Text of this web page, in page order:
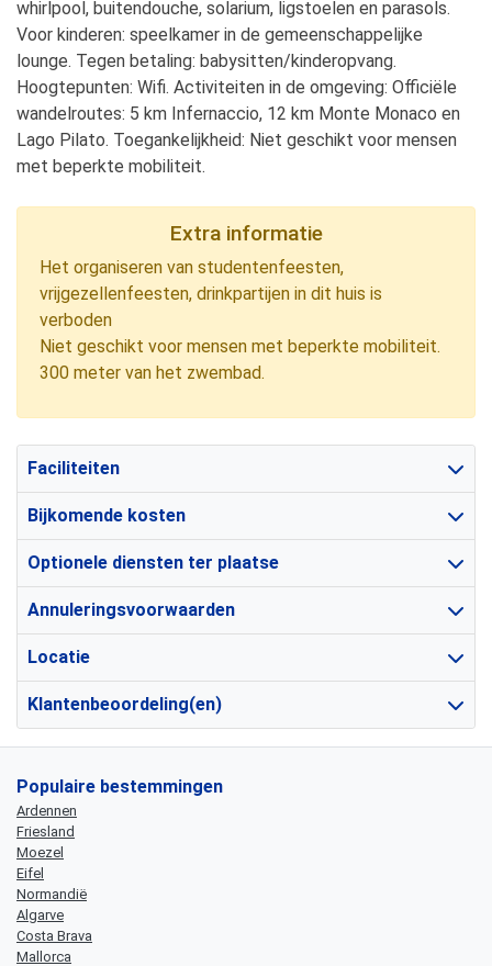
whirlpool, buitendouche, solarium, ligstoelen en parasols.
Voor kinderen: speelkamer in de gemeenschappelijke
lounge. Tegen betaling: babysitten/kinderopvang.
Hoogtepunten: Wifi. Activiteiten in de omgeving: Officiële
wandelroutes: 5 km Infernaccio, 12 km Monte Monaco en
Lago Pilato. Toegankelijkheid: Niet geschikt voor mensen
met beperkte mobiliteit.
Extra informatie
Het organiseren van studentenfeesten,
vrijgezellenfeesten, drinkpartijen in dit huis is
verboden
Niet geschikt voor mensen met beperkte mobiliteit.
300 meter van het zwembad.
Faciliteiten
Bijkomende kosten
Optionele diensten ter plaatse
Annuleringsvoorwaarden
Locatie
Klantenbeoordeling(en)
Populaire bestemmingen
Ardennen
Friesland
Moezel
Eifel
Normandië
Algarve
Costa Brava
Mallorca